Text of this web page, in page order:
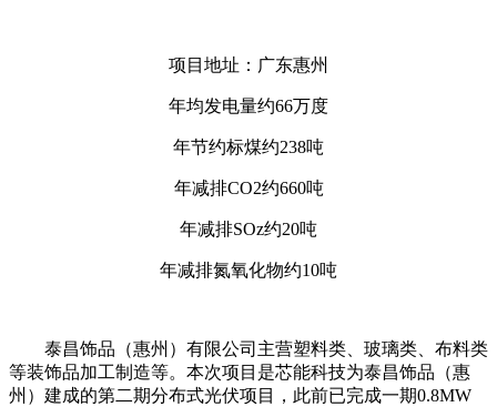
项目地址：广东惠州
年均发电量约66万度
年节约标煤约238吨
年减排CO2约660吨
年减排SOz约20吨
年减排氮氧化物约10吨
泰昌饰品（惠州）有限公司主营塑料类、玻璃类、布料类
等装饰品加工制造等。本次项目是芯能科技为泰昌饰品（惠
州）建成的第二期分布式光伏项目，此前已完成一期0.8MW